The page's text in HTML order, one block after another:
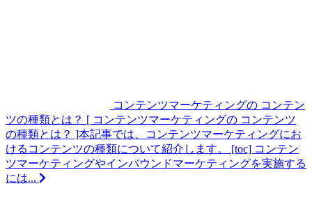
コンテンツマーケティングの コンテン
ツの種類とは？ [ コンテンツマーケティングの コンテンツ
の種類とは？ ]本記事では、コンテンツマーケティングにお
けるコンテンツの種類について紹介します。 [toc] コンテン
ツマーケティングやインバウンドマーケティングを実施する
には...